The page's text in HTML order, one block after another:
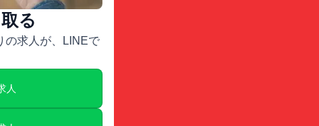
る
の求人が、LINEで
人